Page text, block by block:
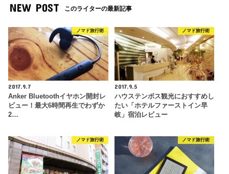
NEW POST このライターの最新記事
ノマド旅行術
2017.9.7
Anker Bluetoothイヤホン開封レ
ビュー！最大6時間再生でわずか
2…
ノマド旅行術
2017.9.5
ハウステンボス観光におすすめし
たい「ホテルファーストイン早
岐」宿泊レビュー
ノマド旅行術 ノマド旅行術